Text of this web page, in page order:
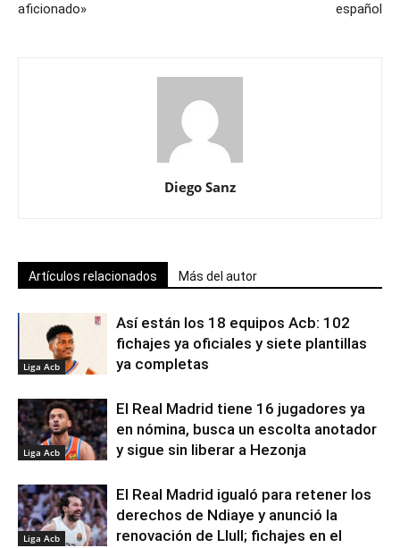
aficionado»
español
Diego Sanz
Artículos relacionados Más del autor
Liga Acb
Así están los 18 equipos Acb: 102
fichajes ya oficiales y siete plantillas
ya completas
Liga Acb
El Real Madrid tiene 16 jugadores ya
en nómina, busca un escolta anotador
y sigue sin liberar a Hezonja
Liga Acb
El Real Madrid igualó para retener los
derechos de Ndiaye y anunció la
renovación de Llull; fichajes en el